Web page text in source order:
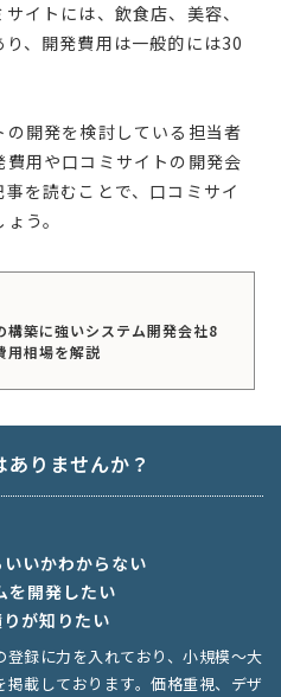
イトには、飲食店、美容、
、開発費用は一般的には30
開発を検討している担当者
用や口コミサイトの開発会
を読むことで、口コミサイ
う。
構築に強いシステム開発会社8
用相場を解説
りませんか？
いかわからない
開発したい
が知りたい
録に力を入れており、小規模〜大
載しております。価格重視、デザ